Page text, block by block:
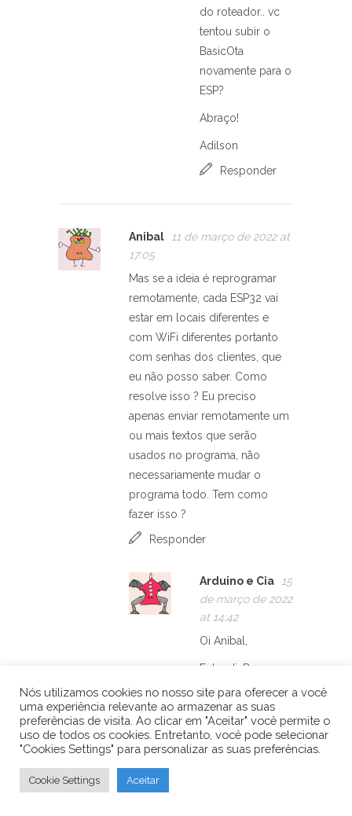
do roteador.. vc
tentou subir o
BasicOta
novamente para o
ESP?
Abraço!
Adilson
Responder
Anibal
11 de março de 2022 at
17:05
Mas se a ideia é reprogramar
remotamente, cada ESP32 vai
estar em locais diferentes e
com WiFi diferentes portanto
com senhas dos clientes, que
eu não posso saber. Como
resolve isso ? Eu preciso
apenas enviar remotamente um
ou mais textos que serão
usados no programa, não
necessariamente mudar o
programa todo. Tem como
fazer isso ?
Responder
Arduino e Cia
15
de março de 2022
at 14:42
Oi Anibal,
Entendi. Bom,
existem algumas
maneiras de
resolver isso,
dependendo do
Nós utilizamos cookies no nosso site para oferecer a você
uma experiência relevante ao armazenar as suas
preferências de visita. Ao clicar em "Aceitar" você permite o
uso de todos os cookies. Entretanto, você pode selecionar
"Cookies Settings" para personalizar as suas preferências.
Cookie Settings Aceitar